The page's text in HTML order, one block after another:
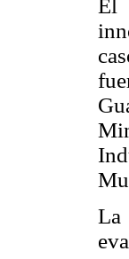
El
La